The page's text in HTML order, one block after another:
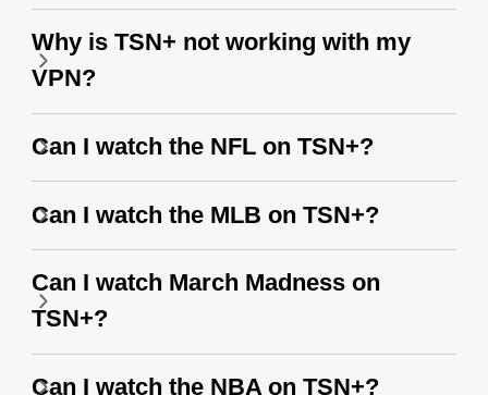
Why is TSN+ not working with my
VPN?
Can I watch the NFL on TSN+?
Can I watch the MLB on TSN+?
Can I watch March Madness on
TSN+?
Can I watch the NBA on TSN+?